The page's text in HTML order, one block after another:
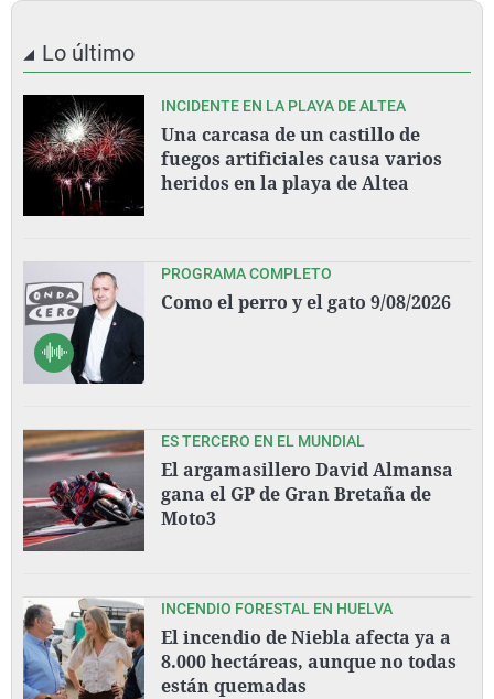
Lo último
INCIDENTE EN LA PLAYA DE ALTEA
Una carcasa de un castillo de
fuegos artificiales causa varios
heridos en la playa de Altea
PROGRAMA COMPLETO
Como el perro y el gato 9/08/2026
ES TERCERO EN EL MUNDIAL
El argamasillero David Almansa
gana el GP de Gran Bretaña de
Moto3
INCENDIO FORESTAL EN HUELVA
El incendio de Niebla afecta ya a
8.000 hectáreas, aunque no todas
están quemadas